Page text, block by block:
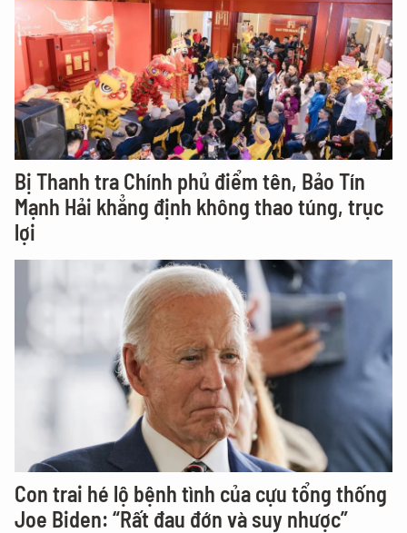
Bị Thanh tra Chính phủ điểm tên, Bảo Tín
Mạnh Hải khẳng định không thao túng, trục
lợi
Con trai hé lộ bệnh tình của cựu tổng thống
Joe Biden: “Rất đau đớn và suy nhược”